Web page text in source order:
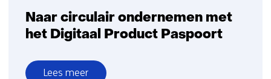
Naar circulair ondernemen met
het Digitaal Product Paspoort
Lees meer